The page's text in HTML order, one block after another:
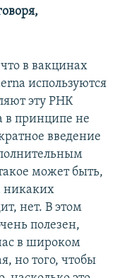
в вакцинах
используются
эту РНК
в принципе не
введение
может быть,
никаких
нет. В этом
полезен,
в широком
но того, чтобы